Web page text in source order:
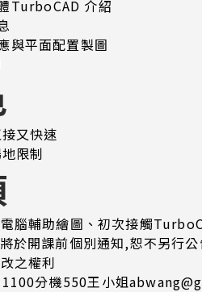
TurboCAD 介紹
與平面配置製圖
又快速
限制
腦輔助繪圖、初次接觸
於開課前個別通知,恕不另行公
之權利
分機550王小姐